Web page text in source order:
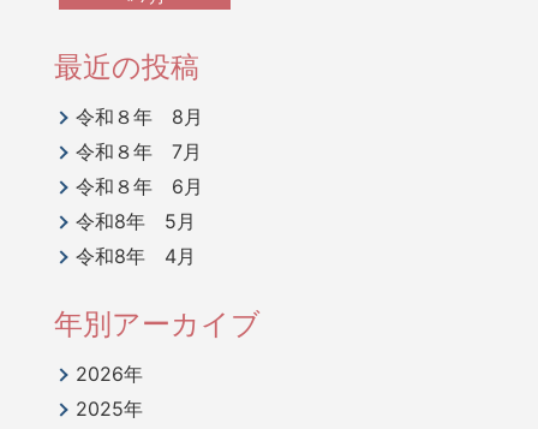
最近の投稿
令和８年 8月
令和８年 7月
令和８年 6月
令和8年 5月
令和8年 4月
年別アーカイブ
2026年
2025年